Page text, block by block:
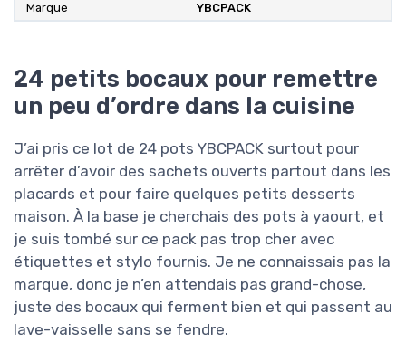
Marque YBCPACK
24 petits bocaux pour remettre
un peu d’ordre dans la cuisine
J’ai pris ce lot de 24 pots YBCPACK surtout pour
arrêter d’avoir des sachets ouverts partout dans les
placards et pour faire quelques petits desserts
maison. À la base je cherchais des pots à yaourt, et
je suis tombé sur ce pack pas trop cher avec
étiquettes et stylo fournis. Je ne connaissais pas la
marque, donc je n’en attendais pas grand-chose,
juste des bocaux qui ferment bien et qui passent au
lave-vaisselle sans se fendre.